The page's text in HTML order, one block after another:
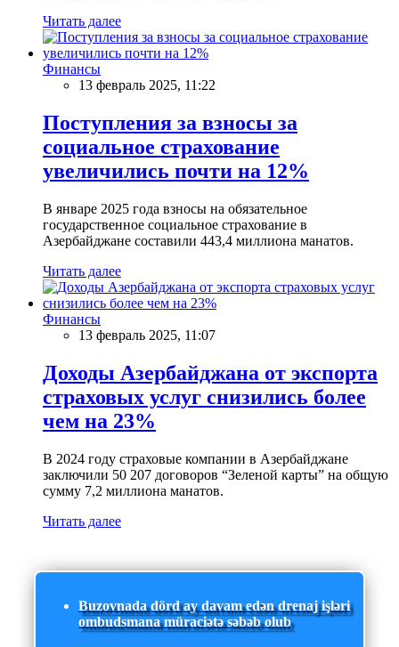
Читать далее
Финансы
13 февраль 2025, 11:22
Поступления за взносы за
социальное страхование
увеличились почти на 12%
В январе 2025 года взносы на обязательное
государственное социальное страхование в
Азербайджане составили 443,4 миллиона манатов.
Читать далее
Финансы
13 февраль 2025, 11:07
Доходы Азербайджана от экспорта
страховых услуг снизились более
чем на 23%
В 2024 году страховые компании в Азербайджане
заключили 50 207 договоров “Зеленой карты” на общую
сумму 7,2 миллиона манатов.
Читать далее
Buzovnada dörd ay davam edən drenaj işləri
ombudsmana müraciətə səbəb olub